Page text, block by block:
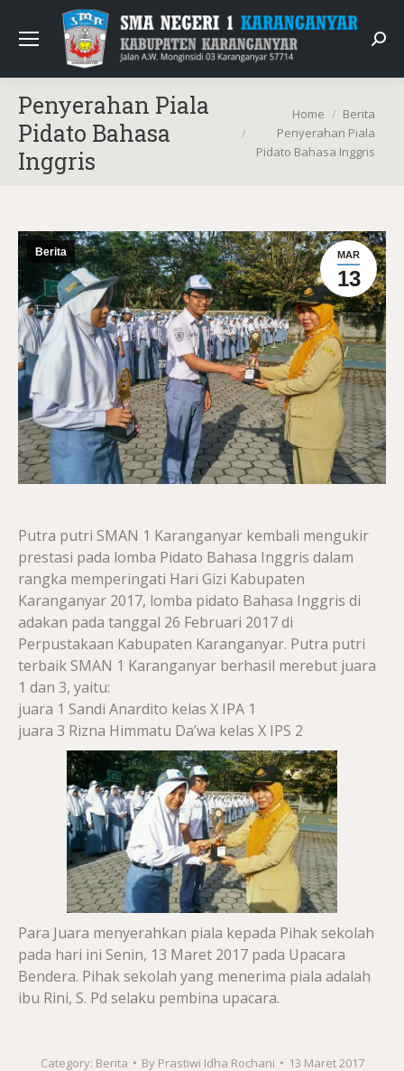
Penyerahan Piala
Pidato Bahasa
Inggris
You are here:
Home
Berita
Penyerahan Piala
Pidato Bahasa Inggris
MAR
13
Berita
Putra putri SMAN 1 Karanganyar kembali mengukir
prestasi pada lomba Pidato Bahasa Inggris dalam
rangka memperingati Hari Gizi Kabupaten
Karanganyar 2017, lomba pidato Bahasa Inggris di
adakan pada tanggal 26 Februari 2017 di
Perpustakaan Kabupaten Karanganyar. Putra putri
terbaik SMAN 1 Karanganyar berhasil merebut juara
1 dan 3, yaitu:
juara 1 Sandi Anardito kelas X IPA 1
juara 3 Rizna Himmatu Da’wa kelas X IPS 2
Para Juara menyerahkan piala kepada Pihak sekolah
pada hari ini Senin, 13 Maret 2017 pada Upacara
Bendera. Pihak sekolah yang menerima piala adalah
ibu Rini, S. Pd selaku pembina upacara.
Category: Berita By Prastiwi Idha Rochani 13 Maret 2017